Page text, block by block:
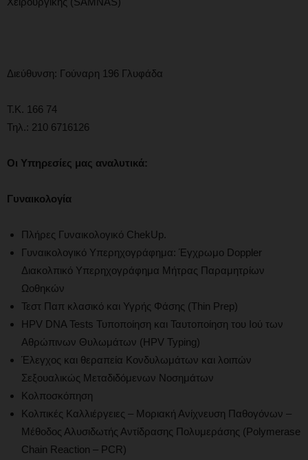
Διεύθυνση: Γούναρη 196 Γλυφάδα
Τ.Κ. 166 74
Τηλ.: 210 6716126
Οι Υπηρεσίες μας αναλυτικά:
Γυναικολογία
Πλήρες Γυναικολογικό ChekUp.
Γυναικολογικό Υπερηχογράφημα: Έγχρωμο Doppler
Διακολπικό Υπερηχογράφημα Μήτρας Παραμητρίων
Ωοθηκών
Τεστ Παπ κλασικό και Υγρής Φάσης (Thin Prep)
HPV DNA Tests Τυποποίηση και Ταυτοποίηση του Ιού των
Αθρώπινων Θυλωμάτων (HPV Typing)
Έλεγχος και θεραπεία Κονδυλωμάτων και λοιπών
Σεξουαλικώς Μεταδιδόμενων Νοσημάτων
Κολποσκόπηση
Κολπικές Καλλιέργειες – Μοριακή Ανίχνευση Παθογόνων –
Μέθοδος Αλυσιδωτής Αντίδρασης Πολυμεράσης (Polymerase
Chain Reaction – PCR)